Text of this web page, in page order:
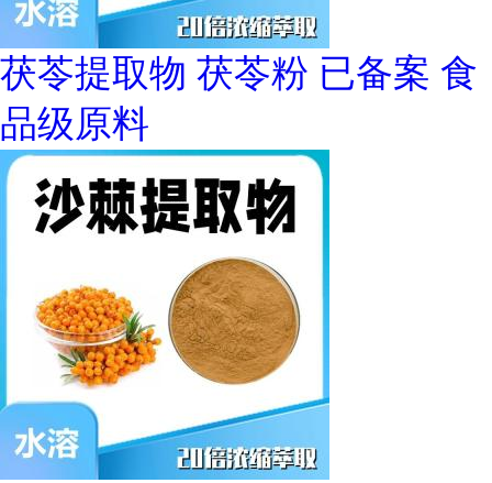
茯苓提取物 茯苓粉 已备案 食
品级原料